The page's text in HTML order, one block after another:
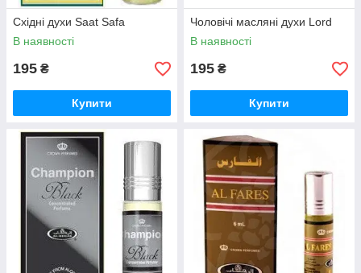
Східні духи Saat Safa
В наявності
195 ₴
Купити
Чоловічі масляні духи Lord
В наявності
195 ₴
Купити